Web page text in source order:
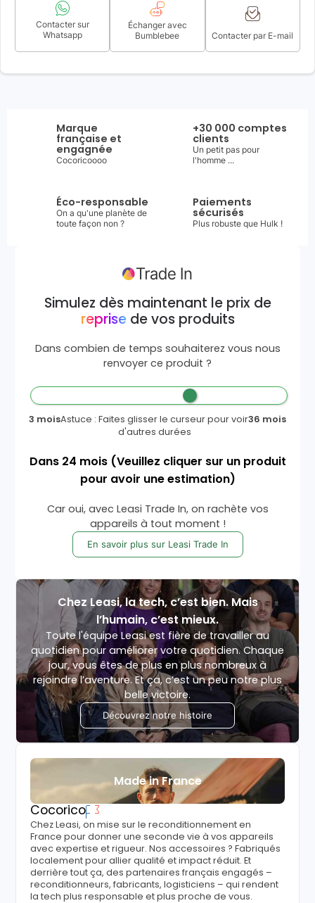
Contacter sur
Whatsapp
Échanger avec
Bumblebee
Contacter par E-mail
Marque
française et
engagnée
Cocoricoooo
+30 000 comptes
clients
Un petit pas pour
l'homme ...
Éco-responsable
On a qu'une planète de
toute façon non ?
Paiements
sécurisés
Plus robuste que Hulk !
Simulez dès maintenant le prix de
reprisede vos produits
Dans combien de temps souhaiterez vous nous
renvoyer ce produit ?
3 moisAstuce : Faites glisser le curseur pour voir
d'autres durées
36 mois
Dans 24 mois (Veuillez cliquer sur un produit
pour avoir une estimation)
Car oui, avec Leasi Trade In, on rachète vos
appareils à tout moment !
En savoir plus sur Leasi Trade In
Chez Leasi, la tech, c’est bien. Mais
l’humain, c’est mieux.
Toute l'équipe Leasi est fière de travailler au
quotidien pour améliorer votre quotidien. Chaque
jour, vous êtes de plus en plus nombreux à
rejoindre l’aventure. Et ça, c’est un peu notre plus
belle victoire.
Découvrez notre histoire
Made in France
Cocorico
Chez Leasi, on mise sur le reconditionnement en
France pour donner une seconde vie à vos appareils
avec expertise et rigueur. Nos accessoires ? Fabriqués
localement pour allier qualité et impact réduit. Et
derrière tout ça, des partenaires français engagés –
reconditionneurs, fabricants, logisticiens – qui rendent
la tech plus responsable et plus proche de vous.